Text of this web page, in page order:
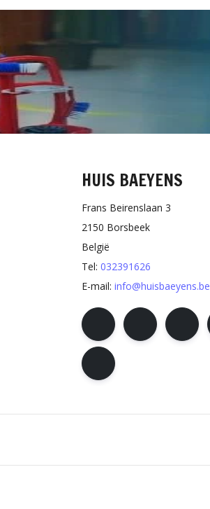
HUIS BAEYENS
Frans Beirenslaan 3
2150 Borsbeek
België
Tel: 032391626
E-mail: info@huisbaeyens.be